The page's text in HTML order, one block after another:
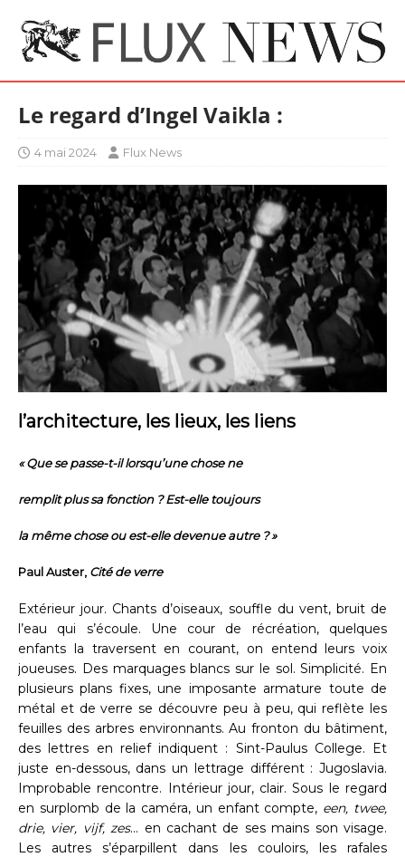
Le regard d’Ingel Vaikla :
4 mai 2024 Flux News
l’architecture, les lieux, les liens
« Que se passe-t-il lorsqu’une chose ne
remplit plus sa fonction ? Est-elle toujours
la même chose ou est-elle devenue autre ? »
Paul Auster, Cité de verre
Extérieur jour. Chants d’oiseaux, souffle du vent, bruit de
l’eau qui s’écoule. Une cour de récréation, quelques
enfants la traversent en courant, on entend leurs voix
joueuses. Des marquages blancs sur le sol. Simplicité. En
plusieurs plans fixes, une imposante armature toute de
métal et de verre se découvre peu à peu, qui reflète les
feuilles des arbres environnants. Au fronton du bâtiment,
des lettres en relief indiquent : Sint-Paulus College. Et
juste en-dessous, dans un lettrage différent : Jugoslavia.
Improbable rencontre. Intérieur jour, clair. Sous le regard
en surplomb de la caméra, un enfant compte, een, twee,
drie, vier, vijf, zes… en cachant de ses mains son visage.
Les autres s’éparpillent dans les couloirs, les rafales